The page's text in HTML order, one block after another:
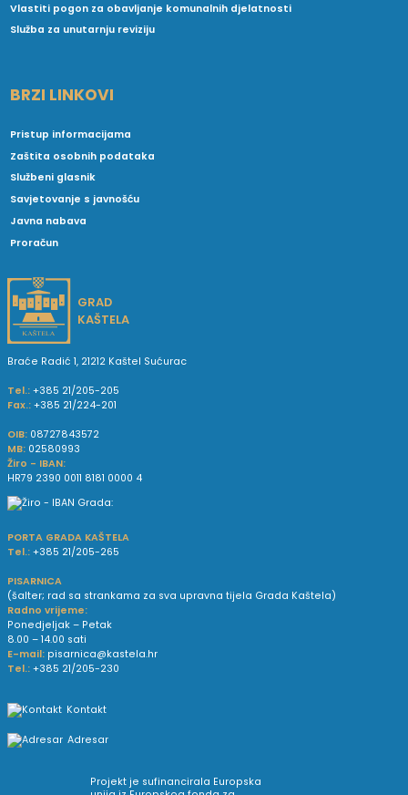
Vlastiti pogon za obavljanje komunalnih djelatnosti
Služba za unutarnju reviziju
BRZI LINKOVI
Pristup informacijama
Zaštita osobnih podataka
Službeni glasnik
Savjetovanje s javnošću
Javna nabava
Proračun
GRAD
KAŠTELA
Braće Radić 1, 21212 Kaštel Sućurac
Tel.: +385 21/205-205
Fax.: +385 21/224-201
OIB: 08727843572
MB: 02580993
Žiro - IBAN:
HR79 2390 0011 8181 0000 4
PORTA GRADA KAŠTELA
Tel.: +385 21/205-265
PISARNICA
(šalter; rad sa strankama za sva upravna tijela Grada Kaštela)
Radno vrijeme:
Ponedjeljak – Petak
8.00 – 14.00 sati
E-mail: pisarnica@kastela.hr
Tel.: +385 21/205-230
Kontakt
Adresar
Projekt je sufinancirala Europska